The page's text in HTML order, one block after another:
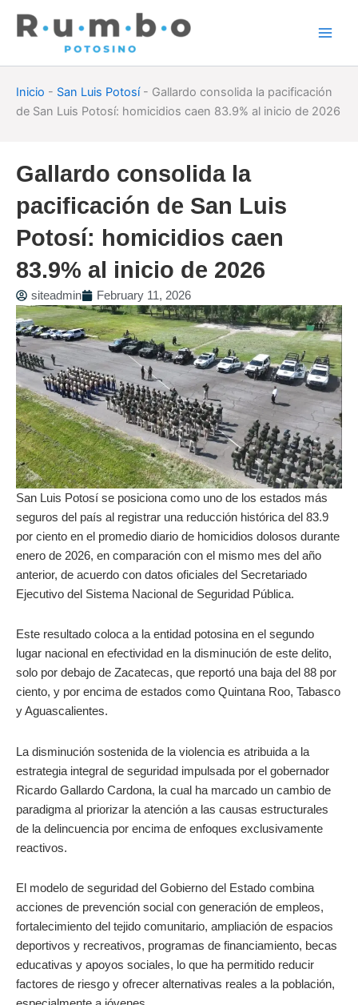
Inicio - San Luis Potosí- Gallardo consolida la pacificación
de San Luis Potosí: homicidios caen 83.9% al inicio de 2026
Gallardo consolida la
pacificación de San Luis
Potosí: homicidios caen
83.9% al inicio de 2026
siteadmin February 11, 2026
San Luis Potosí se posiciona como uno de los estados más
seguros del país al registrar una reducción histórica del 83.9
por ciento en el promedio diario de homicidios dolosos durante
enero de 2026, en comparación con el mismo mes del año
anterior, de acuerdo con datos oficiales del Secretariado
Ejecutivo del Sistema Nacional de Seguridad Pública.
Este resultado coloca a la entidad potosina en el segundo
lugar nacional en efectividad en la disminución de este delito,
solo por debajo de Zacatecas, que reportó una baja del 88 por
ciento, y por encima de estados como Quintana Roo, Tabasco
y Aguascalientes.
La disminución sostenida de la violencia es atribuida a la
estrategia integral de seguridad impulsada por el gobernador
Ricardo Gallardo Cardona, la cual ha marcado un cambio de
paradigma al priorizar la atención a las causas estructurales
de la delincuencia por encima de enfoques exclusivamente
reactivos.
El modelo de seguridad del Gobierno del Estado combina
acciones de prevención social con generación de empleos,
fortalecimiento del tejido comunitario, ampliación de espacios
deportivos y recreativos, programas de financiamiento, becas
educativas y apoyos sociales, lo que ha permitido reducir
factores de riesgo y ofrecer alternativas reales a la población,